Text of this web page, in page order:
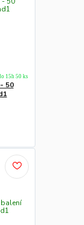
50
15h 50 ks